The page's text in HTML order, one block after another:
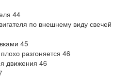
44
по внешнему виду свечей
45
разгоняется 46
движения 46